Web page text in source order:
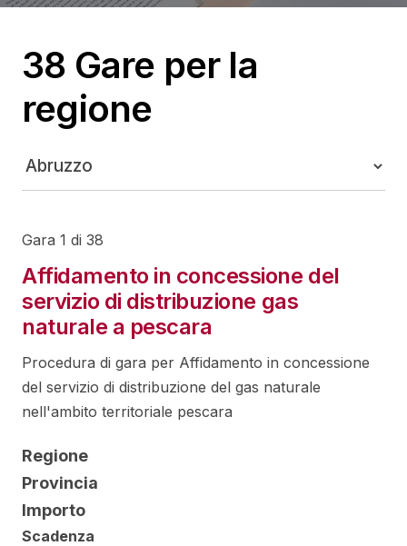
Sanità
38 Gare per la
regione
Gara 1 di 38
Affidamento in concessione del
servizio di distribuzione gas
naturale a pescara
Procedura di gara per Affidamento in concessione
del servizio di distribuzione del gas naturale
nell'ambito territoriale pescara
Regione
Provincia
Importo
Scadenza